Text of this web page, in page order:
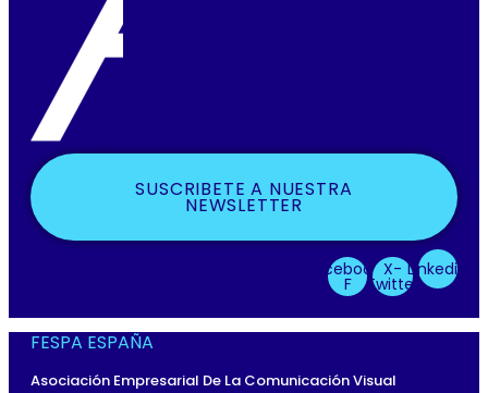
SUSCRIBETE A NUESTRA
NEWSLETTER
Facebook-
F
X-
Twitter
Linkedin
FESPA ESPAÑA
Asociación Empresarial De La Comunicación Visual